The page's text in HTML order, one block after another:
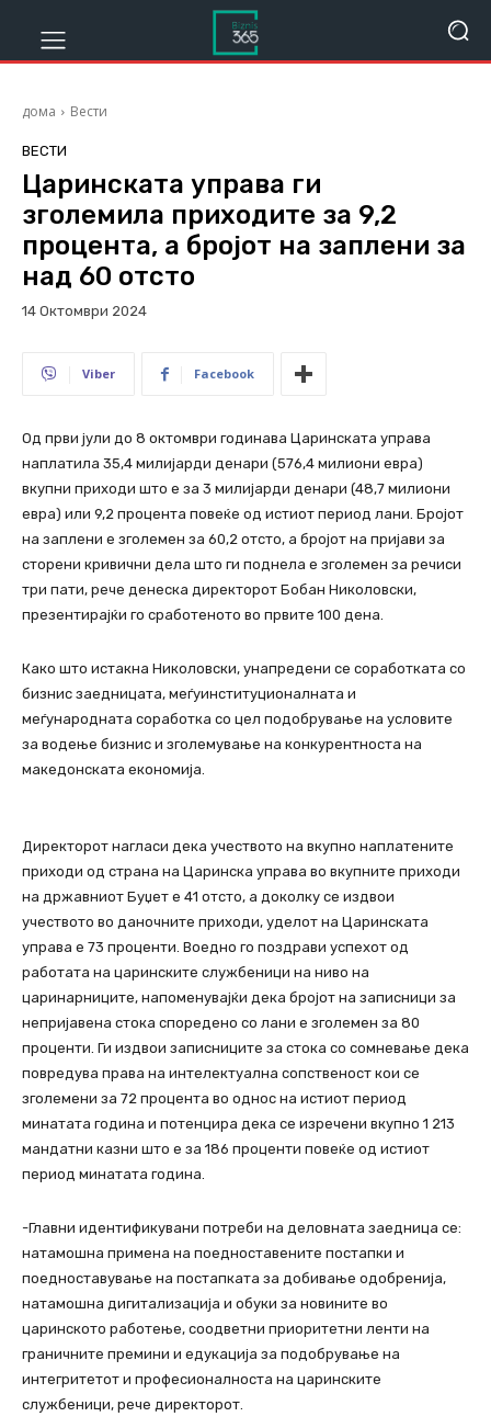
дома Вести
ВЕСТИ
Царинската управа ги
зголемила приходите за 9,2
процента, а бројот на заплени за
над 60 отсто
14 Октомври 2024
Viber Facebook
Од први јули до 8 октомври годинава Царинската управа
наплатила 35,4 милијарди денари (576,4 милиони евра)
вкупни приходи што е за 3 милијарди денари (48,7 милиони
евра) или 9,2 процента повеќе од истиот период лани. Бројот
на заплени е зголемен за 60,2 отсто, а бројот на пријави за
сторени кривични дела што ги поднела е зголемен за речиси
три пати, рече денеска директорот Бобан Николовски,
презентирајќи го сработеното во првите 100 дена.
Како што истакна Николовски, унапредени се соработката со
бизнис заедницата, меѓуинституционалната и
меѓународната соработка со цел подобрување на условите
за водење бизнис и зголемување на конкурентноста на
македонската економија.
Директорот нагласи дека учеството на вкупно наплатените
приходи од страна на Царинска управа во вкупните приходи
на државниот Буџет е 41 отсто, а доколку се издвои
учеството во даночните приходи, уделот на Царинската
управа е 73 проценти. Воедно го поздрави успехот од
работата на царинските службеници на ниво на
царинарниците, напоменувајќи дека бројот на записници за
непријавена стока споредено со лани е зголемен за 80
проценти. Ги издвои записниците за стока со сомневање дека
повредува права на интелектуална сопственост кои се
зголемени за 72 процента во однос на истиот период
минатата година и потенцира дека се изречени вкупно 1 213
мандатни казни што е за 186 проценти повеќе од истиот
период минатата година.
-Главни идентификувани потреби на деловната заедница се:
натамошна примена на поедноставените постапки и
поедноставување на постапката за добивање одобренија,
натамошна дигитализација и обуки за новините во
царинското работење, соодветни приоритетни ленти на
граничните премини и eдукација за подобрување на
интегритетот и професионалноста на царинските
службеници, рече директорот.